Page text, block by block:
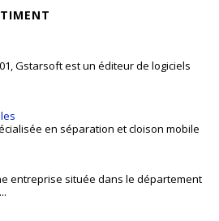
Gstarsoft est un éditeur de logiciels
en séparation et cloison mobile
entreprise située dans le département